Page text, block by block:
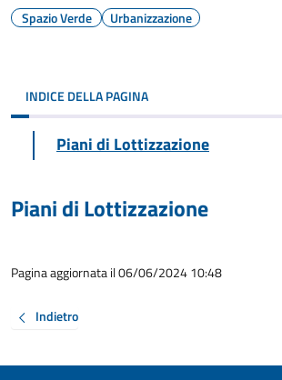
Spazio Verde Urbanizzazione
INDICE DELLA PAGINA
Piani di Lottizzazione
Piani di Lottizzazione
Pagina aggiornata il 06/06/2024 10:48
Indietro